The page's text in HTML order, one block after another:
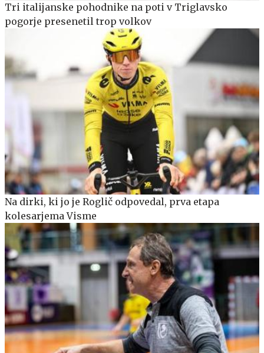
Tri italijanske pohodnike na poti v Triglavsko
pogorje presenetil trop volkov
Na dirki, ki jo je Roglič odpovedal, prva etapa
kolesarjema Visme